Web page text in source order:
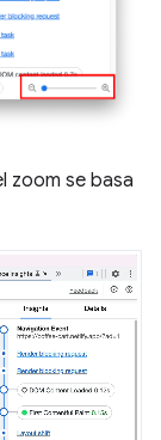
zoom se basa